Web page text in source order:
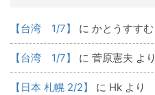
【台湾 1/7】 に かとうすすむ
【台湾 1/7】 に 菅原憲夫 より
【日本 札幌 2/2】 に Hk より